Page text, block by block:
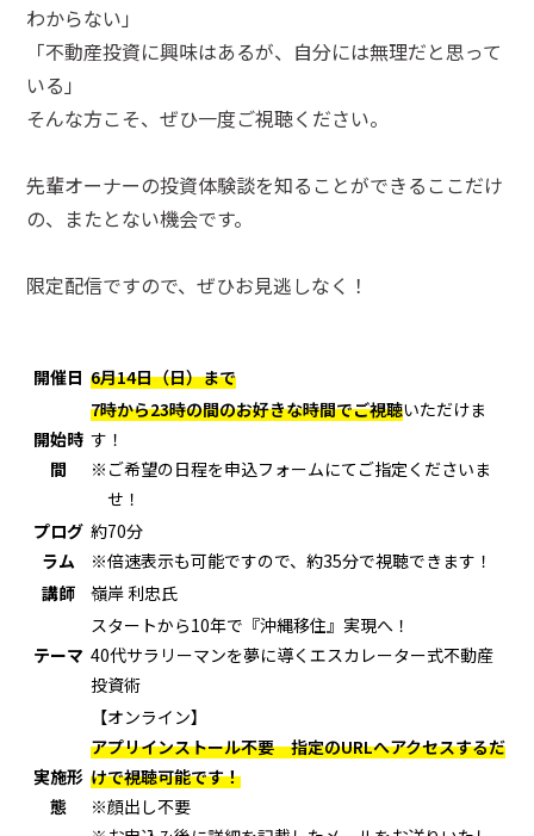
わからない」
「不動産投資に興味はあるが、自分には無理だと思って
いる」
そんな方こそ、ぜひ一度ご視聴ください。
先輩オーナーの投資体験談を知ることができるここだけ
の、またとない機会です。
限定配信ですので、ぜひお見逃しなく！
開催日 6月14日（日）まで
開始時
間
7時から23時の間のお好きな時間でご視聴いただけま
す！
※ご希望の日程を申込フォームにてご指定くださいま
せ！
プログ
ラム
約70分
※倍速表示も可能ですので、約35分で視聴できます！
講師
嶺岸 利忠氏
テーマ
スタートから10年で『沖縄移住』実現へ！
40代サラリーマンを夢に導くエスカレーター式不動産
投資術
実施形
態
【オンライン】
アプリインストール不要 指定のURLへアクセスするだ
けで視聴可能です！
※顔出し不要